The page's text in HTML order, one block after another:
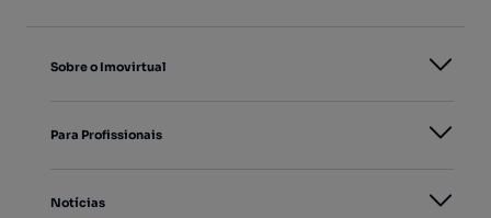
Sobre o Imovirtual
Para Profissionais
Notícias